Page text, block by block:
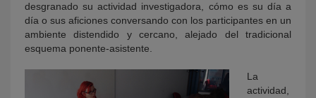
desgranado su actividad investigadora, cómo es su día a
día o sus aficiones conversando con los participantes en un
ambiente distendido y cercano, alejado del tradicional
esquema ponente-asistente.
La
actividad,